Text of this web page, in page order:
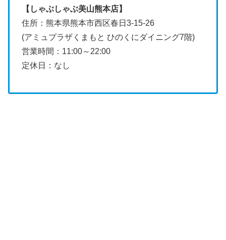
【しゃぶしゃぶ美山熊本店】
住所：熊本県熊本市西区春日3-15-26
(アミュプラザくまもと ひのくにダイニング7階)
営業時間：11:00～22:00
定休日：なし